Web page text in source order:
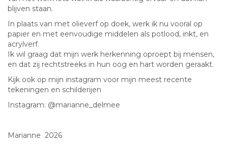
blijven staan.
In plaats van met olieverf op doek, werk ik nu vooral op
papier en met eenvoudige middelen als potlood, inkt, en
acrylverf.
Ik wil graag dat mijn werk herkenning oproept bij mensen,
en dat zij rechtstreeks in hun oog en hart worden geraakt.
Kijk ook op mijn instagram voor mijn meest recente
tekeningen en schilderijen
Instagram: @marianne_delmee
Marianne 2026